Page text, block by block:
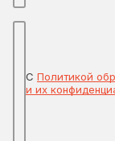
С Политикой
и их